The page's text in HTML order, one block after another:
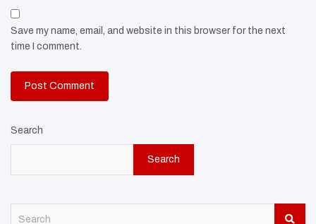
Save my name, email, and website in this browser for the next
time I comment.
Search
Search